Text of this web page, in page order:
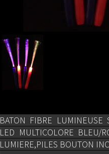
BATON FIBRE
LED MULTICOLORE BLEU/
LUMIERE,PILES BOUTON